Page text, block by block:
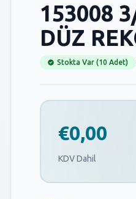
153008
DÜZ
Stokta Var (10 Adet)
€0,00
KDV Dahil